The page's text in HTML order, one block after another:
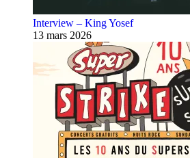
Interview – King Yosef
13 mars 2026